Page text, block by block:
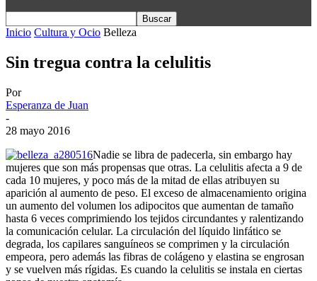
Inicio Cultura y Ocio Belleza
Sin tregua contra la celulitis
Por
Esperanza de Juan
-
28 mayo 2016
Nadie se libra de padecerla, sin embargo hay
mujeres que son más propensas que otras. La celulitis afecta a 9 de
cada 10 mujeres, y poco más de la mitad de ellas atribuyen su
aparición al aumento de peso. El exceso de almacenamiento origina
un aumento del volumen los adipocitos que aumentan de tamaño
hasta 6 veces comprimiendo los tejidos circundantes y ralentizando
la comunicación celular. La circulación del líquido linfático se
degrada, los capilares sanguíneos se comprimen y la circulación
empeora, pero además las fibras de colágeno y elastina se engrosan
y se vuelven más rígidas. Es cuando la celulitis se instala en ciertas